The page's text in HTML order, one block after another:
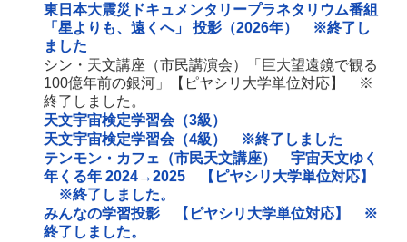
東日本大震災ドキュメンタリープラネタリウム番組
「星よりも、遠くへ」 投影（2026年） ※終了し
ました
シン・天文講座（市民講演会）「巨大望遠鏡で観る
100億年前の銀河」【ピヤシリ大学単位対応】 ※
終了しました。
天文宇宙検定学習会（3級）
天文宇宙検定学習会（4級） ※終了しました
テンモン・カフェ（市民天文講座） 宇宙天文ゆく
年くる年 2024→2025 【ピヤシリ大学単位対応】
※終了しました。
みんなの学習投影 【ピヤシリ大学単位対応】 ※
終了しました。